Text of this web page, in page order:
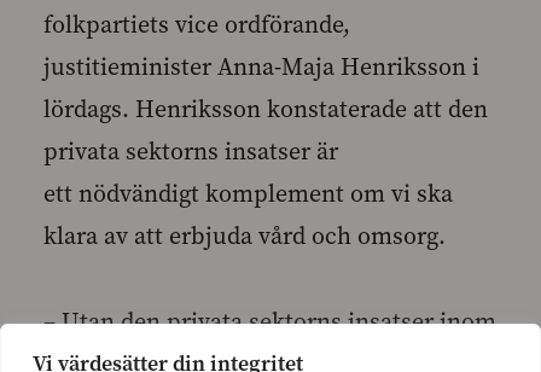
Vi värdesätter din integritet
folkpartiets vice ordförande,
justitieminister Anna-Maja Henriksson i
lördags. Henriksson konstaterade att den
privata sektorns insatser är
ett nödvändigt komplement om vi ska
klara av att erbjuda vård och omsorg.
– Utan den privata sektorns insatser inom
vård och omsorg skulle många